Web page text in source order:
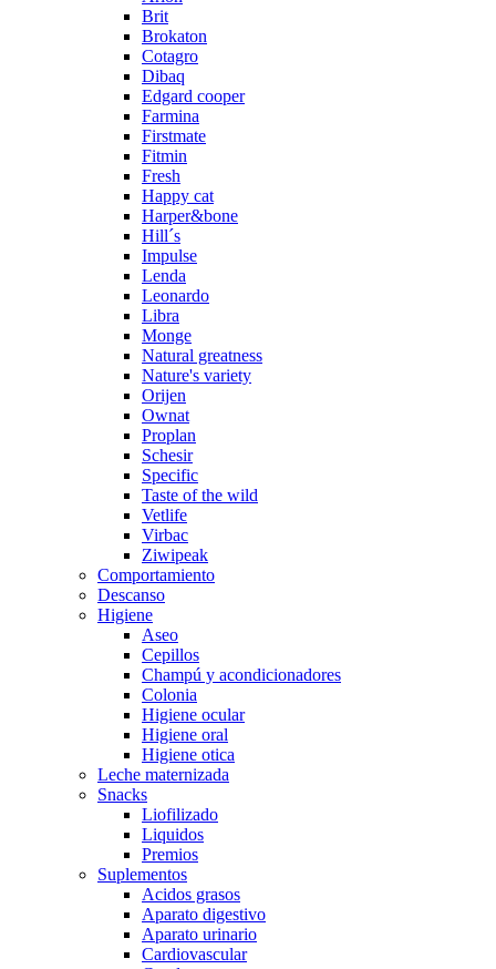
Brit
Brokaton
Cotagro
Dibaq
Edgard cooper
Farmina
Firstmate
Fitmin
Fresh
Happy cat
Harper&bone
Hill´s
Impulse
Lenda
Leonardo
Libra
Monge
Natural greatness
Nature's variety
Orijen
Ownat
Proplan
Schesir
Specific
Taste of the wild
Vetlife
Virbac
Ziwipeak
Comportamiento
Descanso
Higiene
Aseo
Cepillos
Champú y acondicionadores
Colonia
Higiene ocular
Higiene oral
Higiene otica
Leche maternizada
Snacks
Liofilizado
Liquidos
Premios
Suplementos
Acidos grasos
Aparato digestivo
Aparato urinario
Cardiovascular